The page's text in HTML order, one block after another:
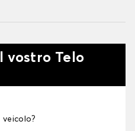
vostro Telo